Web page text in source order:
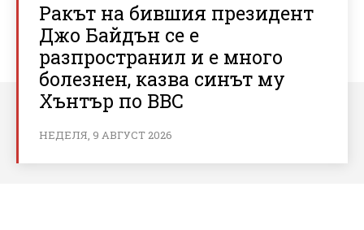
Ракът на бившия президент
Джо Байдън се е
разпространил и е много
болезнен, казва синът му
Хънтър по BBC
НЕДЕЛЯ, 9 АВГУСТ 2026